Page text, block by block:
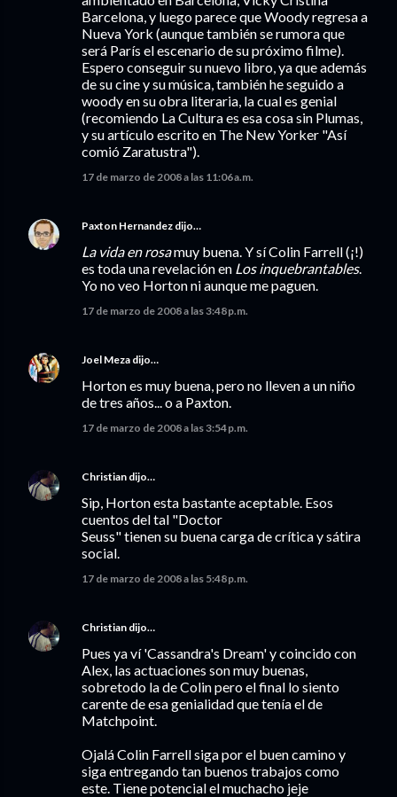
Barcelona, y luego parece que Woody regresa a
Nueva York (aunque también se rumora que
será París el escenario de su próximo filme).
Espero conseguir su nuevo libro, ya que además
de su cine y su música, también he seguido a
woody en su obra literaria, la cual es genial
(recomiendo La Cultura es esa cosa sin Plumas,
y su artículo escrito en The New Yorker "Así
comió Zaratustra").
17 de marzo de 2008 a las 11:06 a.m.
Paxton Hernandez dijo…
La vida en rosamuy buena. Y sí Colin Farrell (¡!)
es toda una revelación en Los inquebrantables.
Yo no veo Horton ni aunque me paguen.
17 de marzo de 2008 a las 3:48 p.m.
Joel Meza dijo…
Horton es muy buena, pero no lleven a un niño
de tres años... o a Paxton.
17 de marzo de 2008 a las 3:54 p.m.
Christian dijo…
Sip, Horton esta bastante aceptable. Esos
cuentos del tal "Doctor
Seuss" tienen su buena carga de crítica y sátira
social.
17 de marzo de 2008 a las 5:48 p.m.
Christian dijo…
Pues ya ví 'Cassandra's Dream' y coincido con
Alex, las actuaciones son muy buenas,
sobretodo la de Colin pero el final lo siento
carente de esa genialidad que tenía el de
Matchpoint.
Ojalá Colin Farrell siga por el buen camino y
siga entregando tan buenos trabajos como
este. Tiene potencial el muchacho jeje